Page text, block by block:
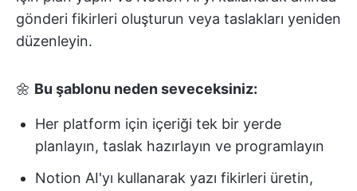
gönderi fikirleri oluşturun veya taslakları yeniden
düzenleyin.
🌼 Bu şablonu neden seveceksiniz:
Her platform için içeriği tek bir yerde
planlayın, taslak hazırlayın ve programlayın
Notion AI'yı kullanarak yazı fikirleri üretin,